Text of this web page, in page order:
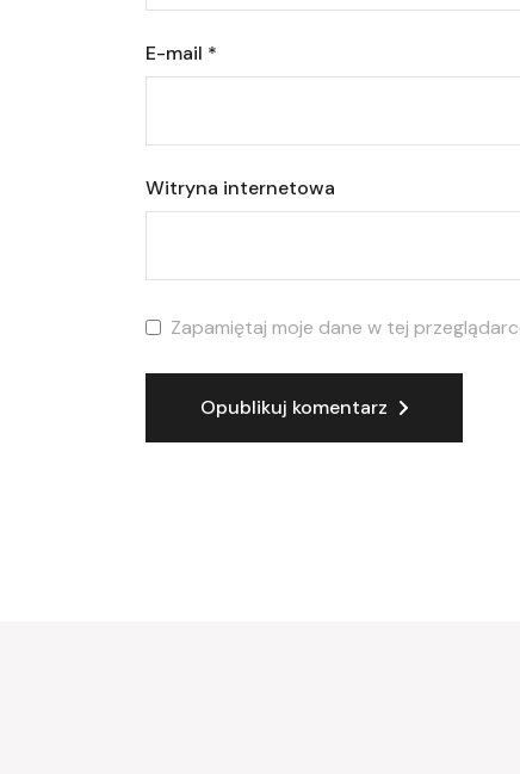
E-mail *
Witryna internetowa
Zapamiętaj moje dane w tej
Opublikuj komentarz